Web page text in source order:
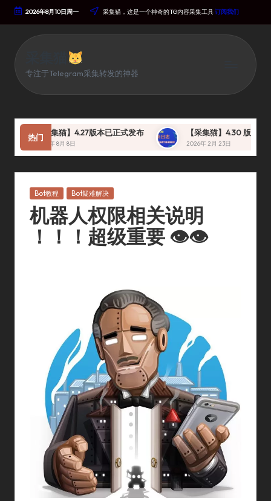
Skip
Content
2026年8月10日周一 采集猫，这是一个神奇的TG内容采集工具订阅我们
专注于Telegram采集转发的神器
热门
【采集猫】4.27版本已正式发布
2025年 8月 8日
【采集猫】4.30 版本 即将发
2026年 2月 23日
Posted
In
Bot教程 Bot疑难解决
机器人权限相关说明
！！！超级重要 👁👁